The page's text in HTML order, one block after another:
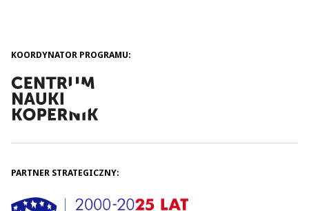
KOORDYNATOR PROGRAMU:
PARTNER STRATEGICZNY: